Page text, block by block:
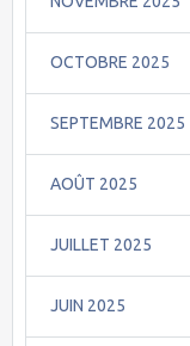
OCTOBRE 2025
SEPTEMBRE 2025
AOÛT 2025
JUILLET 2025
JUIN 2025